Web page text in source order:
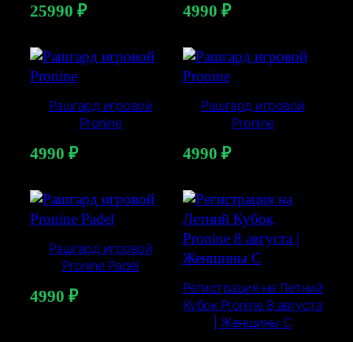
25990 ₽ 4990 ₽
Рашгард игровой
Pronine
4990 ₽
Рашгард игровой
Pronine
4990 ₽
Рашгард игровой
Pronine Padel
4990 ₽
Регистрация на Летний
Кубок Pronine 8 августа
| Женщины C